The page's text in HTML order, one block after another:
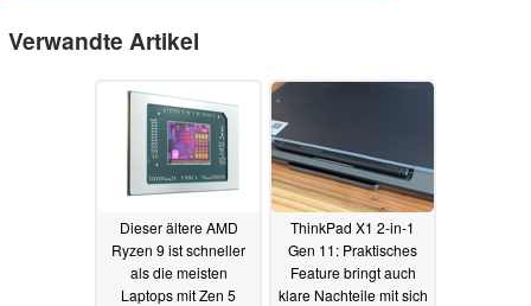
Verwandte Artikel
Dieser ältere AMD
Ryzen 9 ist schneller
als die meisten
Laptops mit Zen 5
ThinkPad X1 2-in-1
Gen 11: Praktisches
Feature bringt auch
klare Nachteile mit sich